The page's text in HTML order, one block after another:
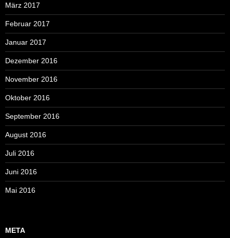
März 2017
Februar 2017
Januar 2017
Dezember 2016
November 2016
Oktober 2016
September 2016
August 2016
Juli 2016
Juni 2016
Mai 2016
META